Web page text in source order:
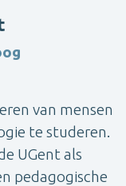
van mensen
te studeren.
UGent als
pedagogische